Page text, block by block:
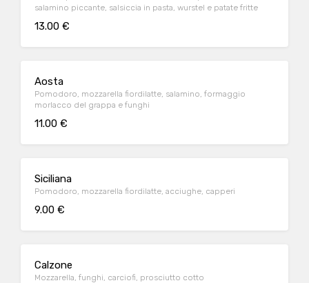
salamino piccante, salsiccia in pasta, wurstel e patate fritte
13.00 €
Aosta
Pomodoro, mozzarella fiordilatte, salamino, formaggio
morlacco del grappa e funghi
11.00 €
Siciliana
Pomodoro, mozzarella fiordilatte, acciughe, capperi
9.00 €
Calzone
Mozzarella, funghi, carciofi, prosciutto cotto